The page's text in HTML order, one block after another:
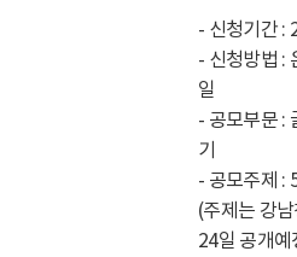
- 신청기간 :
- 신청방법 :
일
- 공모부문 :
기
- 공모주제 :
(주제는 강
24일 공개예